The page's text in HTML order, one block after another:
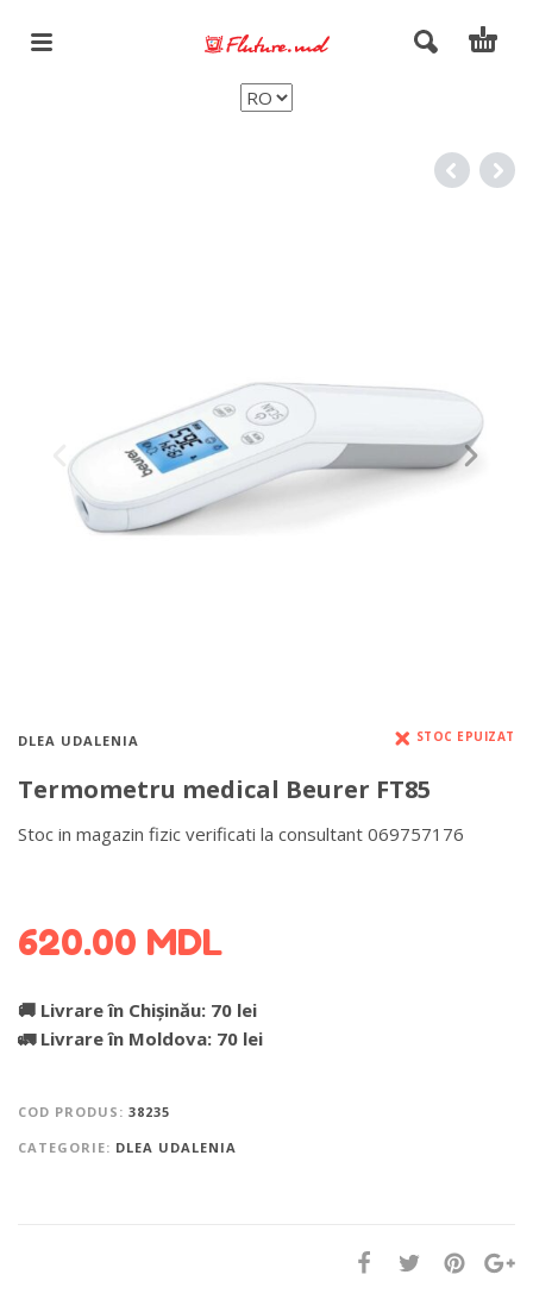
DLEA UDALENIA STOC EPUIZAT
Termometru medical Beurer FT85
Stoc in magazin fizic verificati la consultant 069757176
620.00 MDL
🚚 Livrare în Chișinău: 70 lei
🚛 Livrare în Moldova: 70 lei
COD PRODUS: 38235
CATEGORIE: DLEA UDALENIA